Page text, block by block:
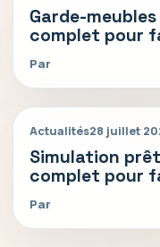
Garde-
complet pour
Par
Actualités28 juillet
Simulation
complet pour
Par